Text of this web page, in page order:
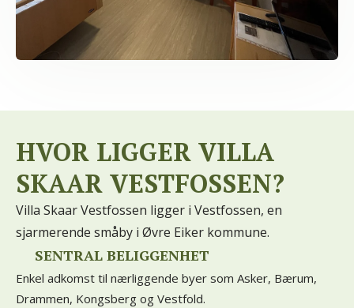
HVOR LIGGER VILLA
SKAAR VESTFOSSEN?
Villa Skaar Vestfossen ligger i Vestfossen, en
sjarmerende småby i Øvre Eiker kommune.
SENTRAL BELIGGENHET
Enkel adkomst til nærliggende byer som Asker, Bærum,
Drammen, Kongsberg og Vestfold.